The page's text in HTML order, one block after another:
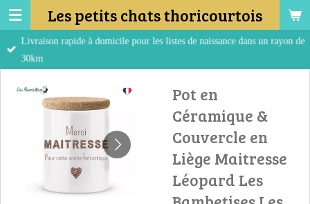
Passer
au
contenu
Les petits chats thoricourtois
Livraison rapide à domicile pour les listes de naissance dans un rayon de
30km
Pot en
Céramique &
Couvercle en
Liège Maitresse
Léopard Les